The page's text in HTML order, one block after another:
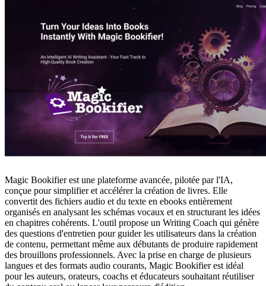
Magic Bookifier est une plateforme avancée, pilotée par l'IA,
conçue pour simplifier et accélérer la création de livres. Elle
convertit des fichiers audio et du texte en ebooks entièrement
organisés en analysant les schémas vocaux et en structurant les idées
en chapitres cohérents. L'outil propose un Writing Coach qui génère
des questions d'entretien pour guider les utilisateurs dans la création
de contenu, permettant même aux débutants de produire rapidement
des brouillons professionnels. Avec la prise en charge de plusieurs
langues et des formats audio courants, Magic Bookifier est idéal
pour les auteurs, orateurs, coachs et éducateurs souhaitant réutiliser